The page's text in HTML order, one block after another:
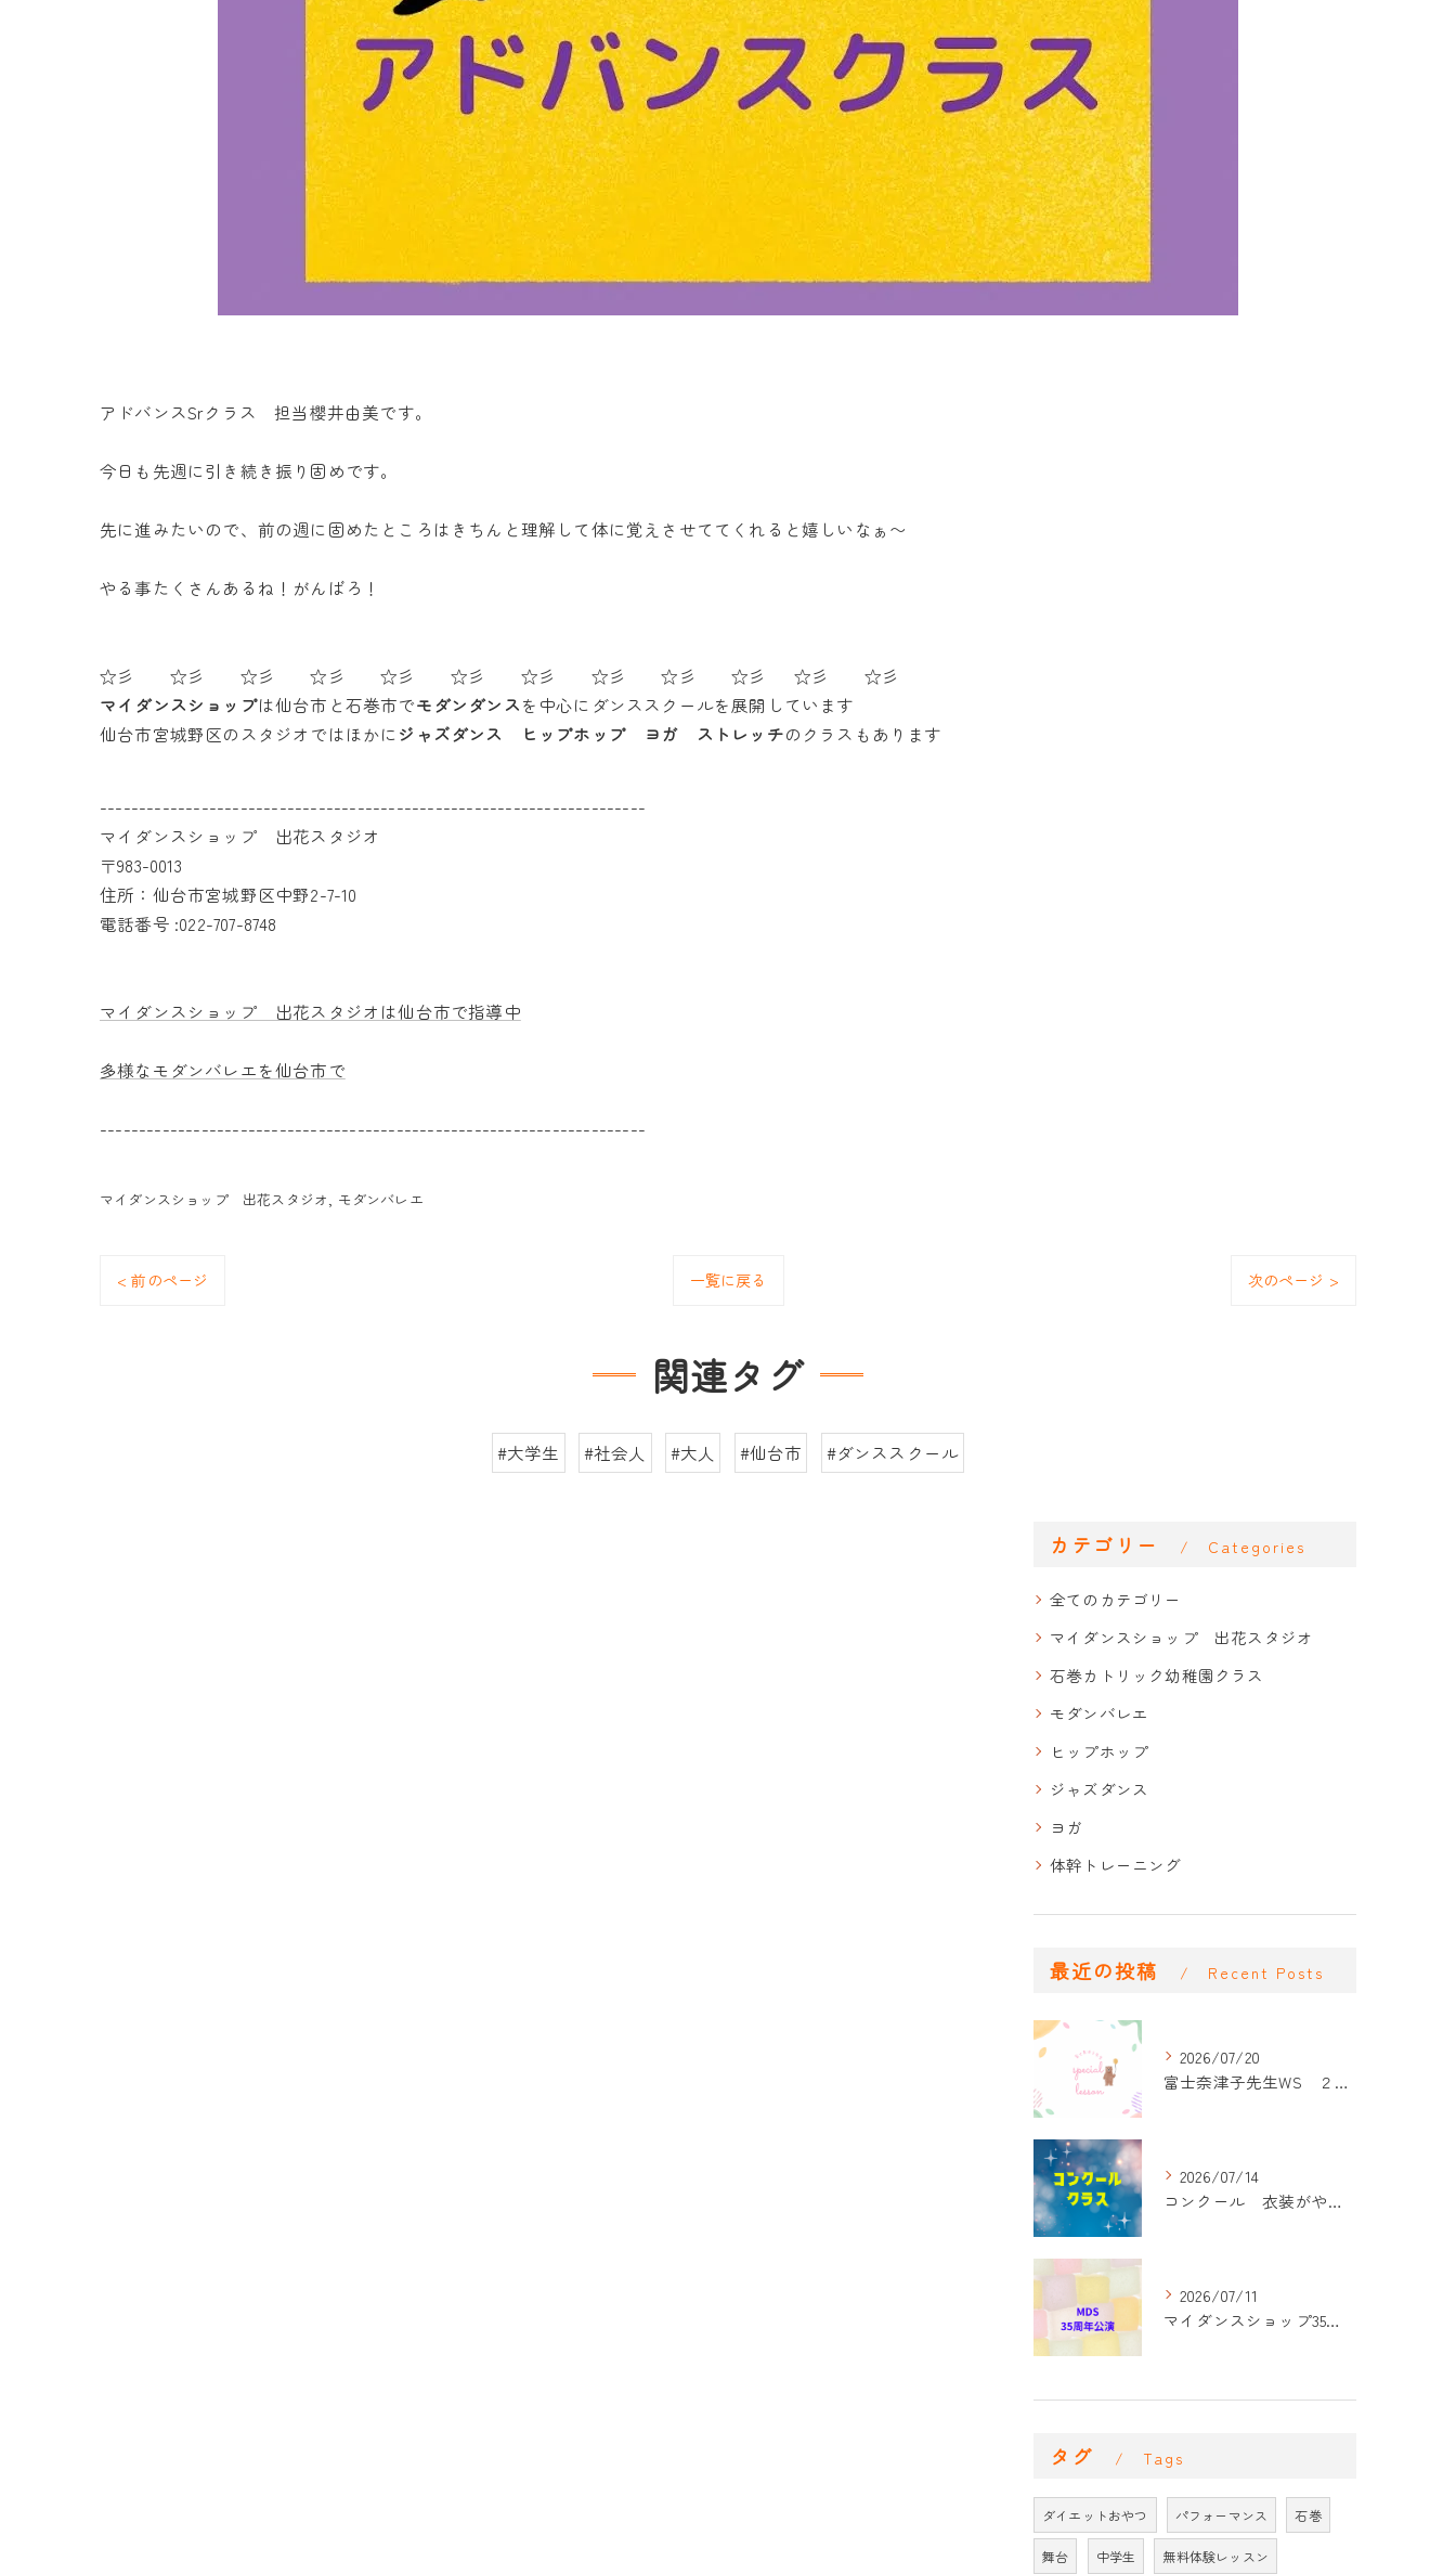
アドバンスSrクラス 担当櫻井由美です。
今日も先週に引き続き振り固めです。
先に進みたいので、前の週に固めたところはきちんと理解して体に覚えさせててくれると嬉しいなぁ〜
やる事たくさんあるね！がんばろ！
☆彡 ☆彡 ☆彡 ☆彡 ☆彡 ☆彡 ☆彡 ☆彡 ☆彡 ☆彡 ☆彡 ☆彡
マイダンスショップは仙台市と石巻市でモダンダンスを中心にダンススクールを展開しています
仙台市宮城野区のスタジオではほかにジャズダンス ヒップホップ ヨガ ストレッチのクラスもあります
----------------------------------------------------------------------
マイダンスショップ 出花スタジオ
〒983-0013
住所：仙台市宮城野区中野2-7-10
電話番号 :022-707-8748
マイダンスショップ 出花スタジオは仙台市で指導中
多様なモダンバレエを仙台市で
----------------------------------------------------------------------
マイダンスショップ 出花スタジオ モダンバレエ
< 前のページ 一覧に戻る 次のページ >
関連タグ
#大学生 #社会人 #大人 #仙台市 #ダンススクール
カテゴリー Categories
全てのカテゴリー
マイダンスショップ 出花スタジオ
石巻カトリック幼稚園クラス
モダンバレエ
ヒップホップ
ジャズダンス
ヨガ
体幹トレーニング
最近の投稿 Recent Posts
2026/07/20
富士奈津子先生WS ２回目
2026/07/14
コンクール 衣装がやって来た！
2026/07/11
マイダンスショップ35周年記念公演 振付開始
タグ Tags
ダイエットおやつ パフォーマンス 石巻
舞台 中学生 無料体験レッスン